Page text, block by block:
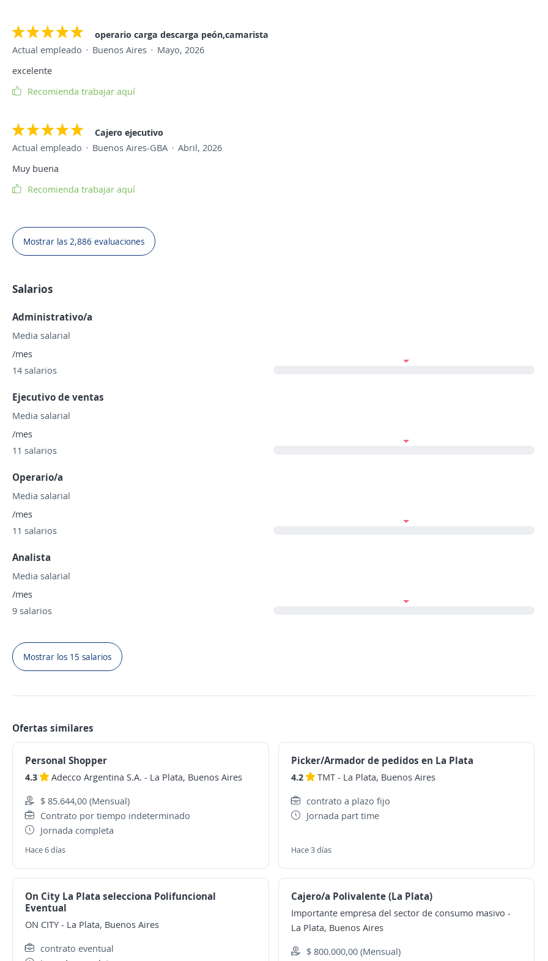
operario carga descarga peón,camarista
Actual empleado
Buenos Aires
Mayo, 2026
excelente
Recomienda trabajar aquí
Cajero ejecutivo
Actual empleado
Buenos Aires-GBA
Abril, 2026
Muy buena
Recomienda trabajar aquí
Mostrar las 2,886 evaluaciones
Salarios
Administrativo/a
Media salarial
/mes
14 salarios
Ejecutivo de ventas
Media salarial
/mes
11 salarios
Operario/a
Media salarial
/mes
11 salarios
Analista
Media salarial
/mes
9 salarios
Mostrar los 15 salarios
Ofertas similares
Personal Shopper
4.3 Adecco Argentina S.A. - La Plata, Buenos Aires
$ 85.644,00 (Mensual)
Contrato por tiempo indeterminado
Jornada completa
Hace 6 días
Picker/Armador de pedidos en La Plata
4.2 TMT - La Plata, Buenos Aires
contrato a plazo fijo
Jornada part time
Hace 3 días
On City La Plata selecciona Polifuncional
Eventual
ON CITY - La Plata, Buenos Aires
contrato eventual
Cajero/a Polivalente (La Plata)
Importante empresa del sector de consumo masivo -
La Plata, Buenos Aires
$ 800.000,00 (Mensual)